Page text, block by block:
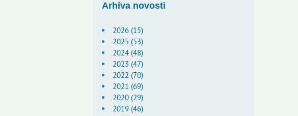
Arhiva novosti
2026 (15)
2025 (53)
2024 (48)
2023 (47)
2022 (70)
2021 (69)
2020 (29)
2019 (46)